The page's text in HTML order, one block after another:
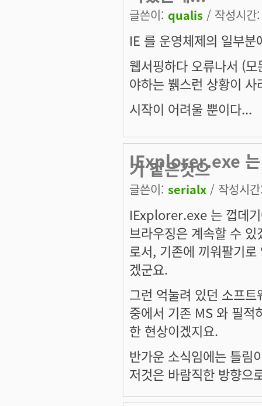
글쓴이: qualis / 작성시
IE 를 운영체제의 일부
웹서핑하다 오류나서 (
야하는 뷁스런 상황이
시작이 어려울 뿐이다...
IExplorer.exe 는
기 같은것으
글쓴이: serialx / 작성시
IExplorer.exe 는 껍데
브라우징은 계속할 수
로서, 기존에 끼워팔기
겠군요.
그런 억눌려 있던 소프
중에서 기존 MS 와 필적
한 현상이겠지요.
반가운 소식임에는 틀림
저것은 바람직한 방향으